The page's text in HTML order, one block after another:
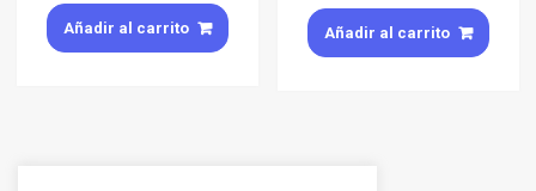
Añadir al carrito Añadir al carrito